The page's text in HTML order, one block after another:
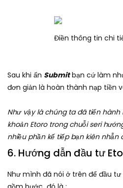
Điền thông tin chi
Sau khi ấn Submit bạn cứ làm
đơn giản là hoàn thành nạp tiền
Như vậy là chúng ta đã tiến
khoản Etoro trong chuỗi seri
nhiều phần kế tiếp bạn kiên nhẫn
6. Hướng dẫn đầu tư
Như mình đã nói ở trên để đầu